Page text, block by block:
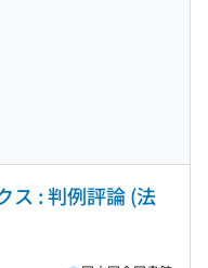
ス : 判例評論 (法